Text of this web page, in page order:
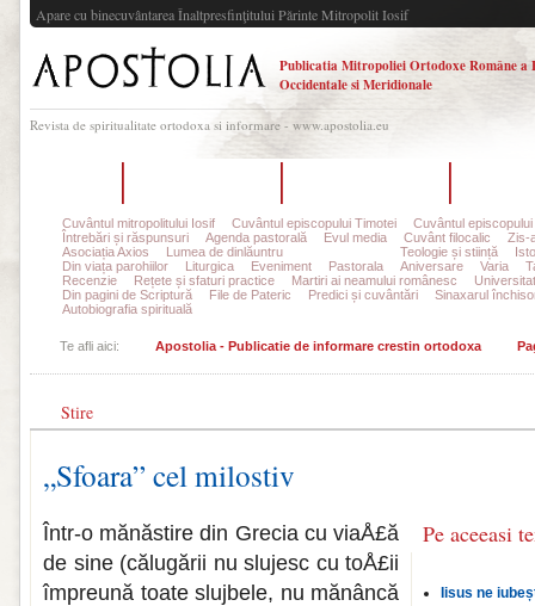
Apare cu binecuvântarea Înaltpresfinţitului Părinte Mitropolit Iosif
Publicatia Mitropoliei Ortodoxe Române a
Occidentale si Meridionale
Revista de spiritualitate ortodoxa si informare - www.apostolia.eu
Cuvântul mitropolitului Iosif Cuvântul episcopului Timotei
Cuvântul episcopului
Întrebări și răspunsuri
Agenda pastorală Evul media Cuvânt filocalic
Zis-
Asociația Axios
Lumea de dinlăuntru Teologie și stiință
Din viața parohiilor
Liturgica Eveniment Pastorala Aniversare Varia
Recenzie
Rețete și sfaturi practice Martiri ai neamului românesc
Din pagini de Scriptură
File de Pateric Predici și cuvântări
Sinaxarul
Autobiografia spirituală
Te afli aici: Apostolia - Publicatie de informare crestin ortodoxa
Stire
„Sfoara” cel milostiv
Pe aceeasi
Iisus ne
Într-o mănăstire din Grecia cu viaÅ£ă
de sine (călugării nu slujesc cu toÅ£ii
împreună toate sluj­bele, nu mănâncă